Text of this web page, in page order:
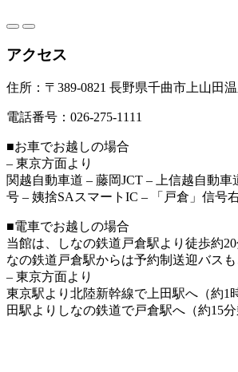
アクセス
住所：〒389-0821 長野県千曲市上山田
電話番号：026-275-1111
■お車でお越しの場合
– 東京方面より
関越自動車道 – 藤岡JCT – 上信越自動車
号 – 姨捨SAスマートIC – 「戸倉」信号
■電車でお越しの場合
当館は、しなの鉄道戸倉駅より徒歩約
なの鉄道戸倉駅からは予約制送迎バスも
– 東京方面より
東京駅より北陸新幹線で上田駅へ（約1
田駅よりしなの鉄道で戸倉駅へ（約15分